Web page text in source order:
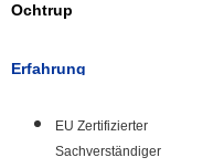
Ochtrup
Erfahrung
EU Zertifizierter
Sachverständiger